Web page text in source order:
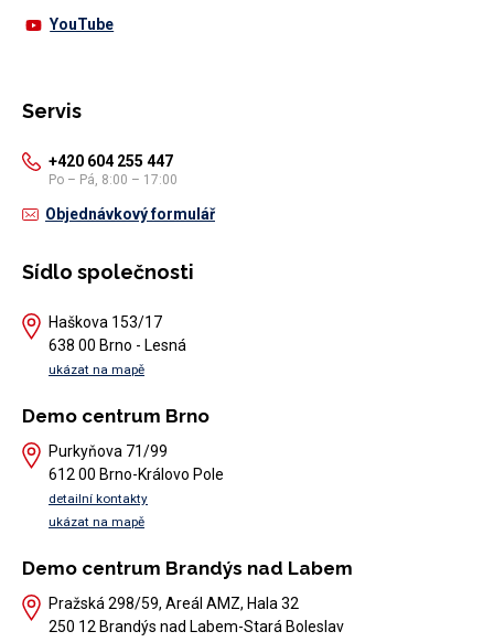
YouTube
Servis
+420 604 255 447
Po – Pá, 8:00 – 17:00
Objednávkový formulář
Sídlo společnosti
Haškova 153/17
638 00 Brno - Lesná
ukázat na mapě
Demo centrum Brno
Purkyňova 71/99
612 00 Brno-Královo Pole
detailní kontakty
ukázat na mapě
Demo centrum Brandýs nad Labem
Pražská 298/59, Areál AMZ, Hala 32
250 12 Brandýs nad Labem-Stará Boleslav